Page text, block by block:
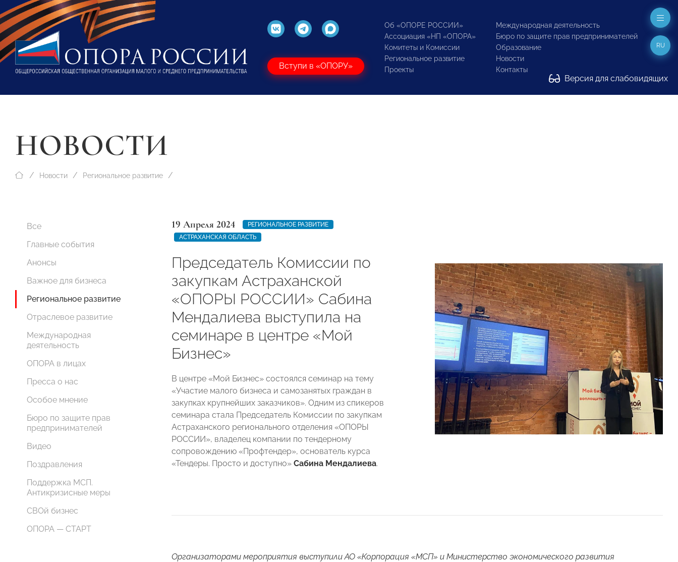
Вступи в «ОПОРУ»
Об «ОПОРЕ РОССИИ»
Ассоциация «НП «ОПОРА»
Комитеты и Комиссии
Региональное развитие
Проекты
Международная деятельность
Бюро по защите прав предпринимателей
Образование
Новости
Контакты
Версия для слабовидящих
RU
НОВОСТИ
Новости Региональное развитие
Все
Главные события
Анонсы
Важное для бизнеса
Региональное развитие
Отраслевое развитие
Международная
деятельность
ОПОРА в лицах
Пресса о нас
Особое мнение
Бюро по защите прав
предпринимателей
Видео
Поздравления
Поддержка МСП.
Антикризисные меры
СВОй бизнес
ОПОРА — СТАРТ
19 Апреля 2024
РЕГИОНАЛЬНОЕ РАЗВИТИЕ
АСТРАХАНСКАЯ ОБЛАСТЬ
Председатель Комиссии по
закупкам Астраханской
«ОПОРЫ РОССИИ» Сабина
Мендалиева выступила на
семинаре в центре «Мой
Бизнес»
В центре «Мой Бизнес» состоялся семинар на тему
«Участие малого бизнеса и самозанятых граждан в
закупках крупнейших заказчиков». Одним из спикеров
семинара стала Председатель Комиссии по закупкам
Астраханского регионального отделения «ОПОРЫ
РОССИИ», владелец компании по тендерному
сопровождению «Профтендер», основатель курса
«Тендеры. Просто и доступно» Сабина Мендалиева.
Организаторами мероприятия выступили АО «Корпорация «МСП» и Министерство экономического развития